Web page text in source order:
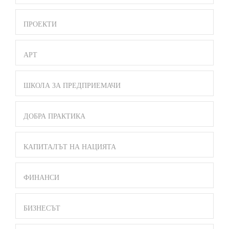
ПРОЕКТИ
АРТ
ШКОЛА ЗА ПРЕДПРИЕМАЧИ
ДОБРА ПРАКТИКА
КАПИТАЛЪТ НА НАЦИЯТА
ФИНАНСИ
БИЗНЕСЪТ